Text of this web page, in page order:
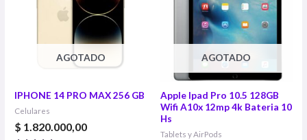
AGOTADO
IPHONE 14 PRO MAX 256 GB
Celulares
$ 1.820.000,00
AGOTADO
Apple Ipad Pro 10.5 128GB
Wifi A10x 12mp 4k Bateria 10
Hs
Tablets y AirPods